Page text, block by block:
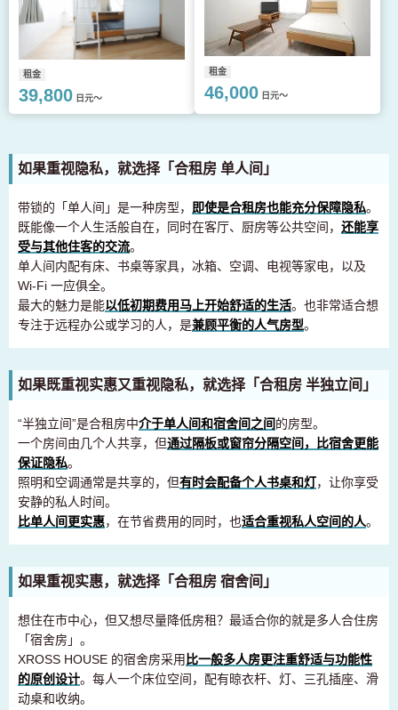
租金
39,800 日元～
租金
46,000 日元～
如果重视隐私，就选择「合租房 单人间」
带锁的「单人间」是一种房型， 即使是合租房也能充分保障隐私。
既能像一个人生活般自在，同时在客厅、厨房等公共空间， 还能享
受与其他住客的交流。
单人间内配有床、书桌等家具，冰箱、空调、电视等家电，以及
Wi-Fi 一应俱全。
最大的魅力是能以低初期费用马上开始舒适的生活。也非常适合想
专注于远程办公或学习的人，是兼顾平衡的人气房型。
如果既重视实惠又重视隐私，就选择「合租房 半独立间」
“半独立间”是合租房中介于单人间和宿舍间之间的房型。
一个房间由几个人共享，但通过隔板或窗帘分隔空间，比宿舍更能
保证隐私。
照明和空调通常是共享的，但有时会配备个人书桌和灯，让你享受
安静的私人时间。
比单人间更实惠，在节省费用的同时，也适合重视私人空间的人。
如果重视实惠，就选择「合租房 宿舍间」
想住在市中心，但又想尽量降低房租？最适合你的就是多人合住房
「宿舍房」。
XROSS HOUSE 的宿舍房采用比一般多人房更注重舒适与功能性
的原创设计。每人一个床位空间，配有晾衣杆、灯、三孔插座、滑
动桌和收纳。